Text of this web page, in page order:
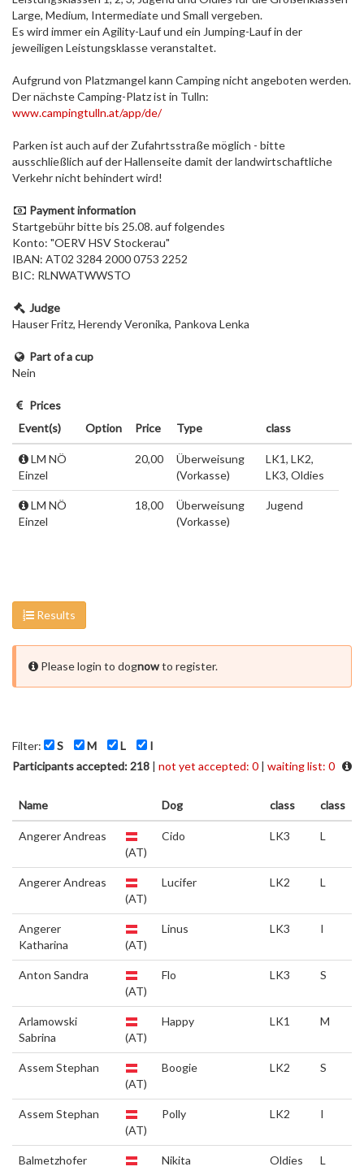
Large, Medium, Intermediate und Small vergeben.
Es wird immer ein Agility-Lauf und ein Jumping-Lauf in der
jeweiligen Leistungsklasse veranstaltet.
Aufgrund von Platzmangel kann Camping nicht angeboten werden.
Der nächste Camping-Platz ist in Tulln:
www.campingtulln.at/app/de/
Parken ist auch auf der Zufahrtsstraße möglich - bitte
ausschließlich auf der Hallenseite damit der landwirtschaftliche
Verkehr nicht behindert wird!
Payment information
Startgebühr bitte bis 25.08. auf folgendes
Konto: "OERV HSV Stockerau"
IBAN: AT02 3284 2000 0753 2252
BIC: RLNWATWWSTO
Judge
Hauser Fritz, Herendy Veronika, Pankova Lenka
Part of a cup
Nein
Prices
Event(s)
Option Price Type class
LM NÖ
Einzel
20,00
Überweisung
(Vorkasse)
LK1, LK2,
LK3, Oldies
LM NÖ
Einzel
18,00
Überweisung
(Vorkasse)
Jugend
Results
Please login to dognowto register.
Filter: S M L
I
Participants accepted: 218 | not yet accepted: 0 | waiting list: 0
Name Dog class class
Angerer Andreas
(AT)
Cido LK3 L
Angerer Andreas
(AT)
Lucifer LK2 L
Angerer
Katharina
(AT)
Linus LK3 I
Anton Sandra
(AT)
Flo LK3 S
Arlamowski
Sabrina
(AT)
Happy LK1 M
Assem Stephan
(AT)
Boogie LK2 S
Assem Stephan
(AT)
Polly LK2 I
Balmetzhofer
Nikita Oldies L